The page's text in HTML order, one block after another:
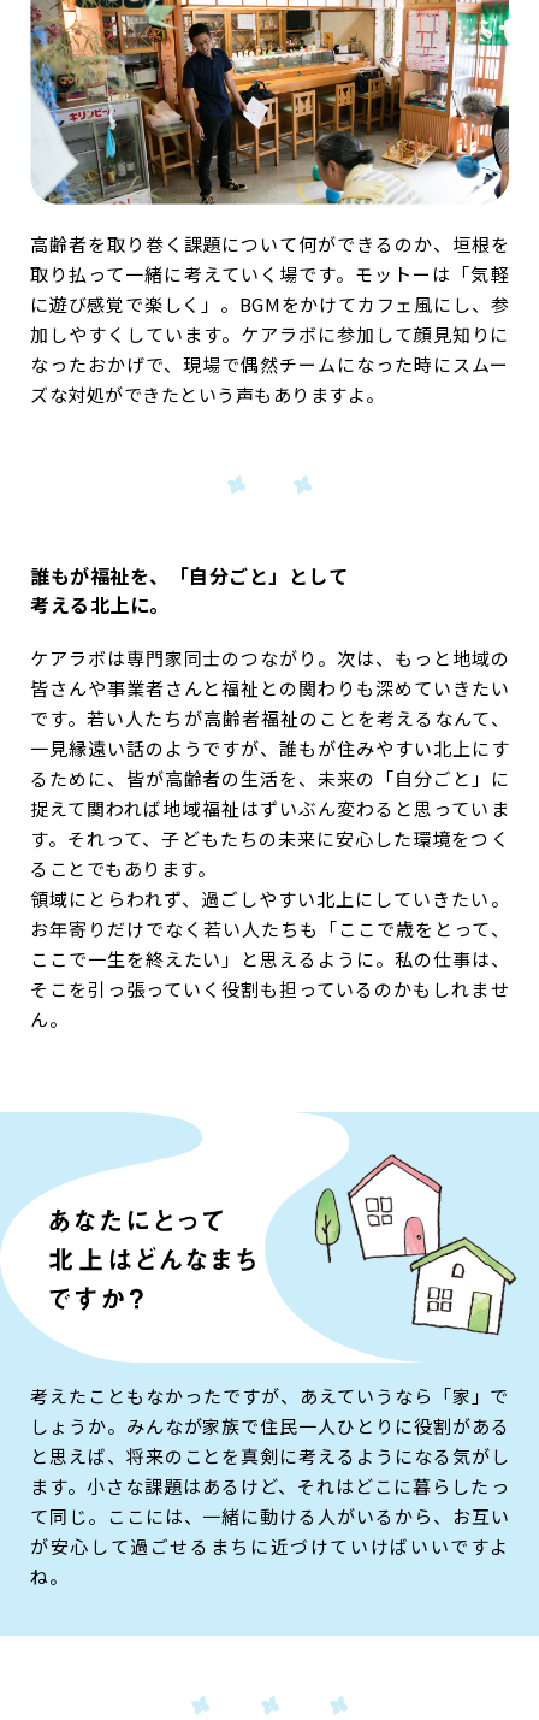
高齢者を取り巻く課題について何ができるのか、垣根を
取り払って一緒に考えていく場です。モットーは「気軽
に遊び感覚で楽しく」。BGMをかけてカフェ風にし、参
加しやすくしています。ケアラボに参加して顔見知りに
なったおかげで、現場で偶然チームになった時にスムー
ズな対処ができたという声もありますよ。
誰もが福祉を、「自分ごと」として
考える北上に。
ケアラボは専門家同士のつながり。次は、もっと地域の
皆さんや事業者さんと福祉との関わりも深めていきたい
です。若い人たちが高齢者福祉のことを考えるなんて、
一見縁遠い話のようですが、誰もが住みやすい北上にす
るために、皆が高齢者の生活を、未来の「自分ごと」に
捉えて関われば地域福祉はずいぶん変わると思っていま
す。それって、子どもたちの未来に安心した環境をつく
ることでもあります。
領域にとらわれず、過ごしやすい北上にしていきたい。
お年寄りだけでなく若い人たちも「ここで歳をとって、
ここで一生を終えたい」と思えるように。私の仕事は、
そこを引っ張っていく役割も担っているのかもしれませ
ん。
考えたこともなかったですが、あえていうなら「家」で
しょうか。みんなが家族で住民一人ひとりに役割がある
と思えば、将来のことを真剣に考えるようになる気がし
ます。小さな課題はあるけど、それはどこに暮らしたっ
て同じ。ここには、一緒に動ける人がいるから、お互い
が安心して過ごせるまちに近づけていけばいいですよ
ね。